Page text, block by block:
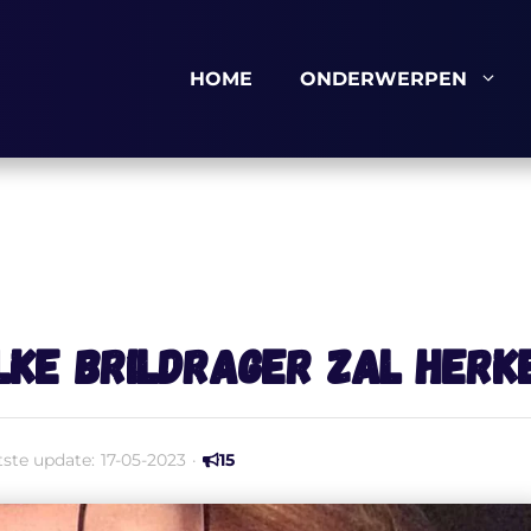
HOME ONDERWERPEN
brildrager zal
update: 17-05-2023 · 15